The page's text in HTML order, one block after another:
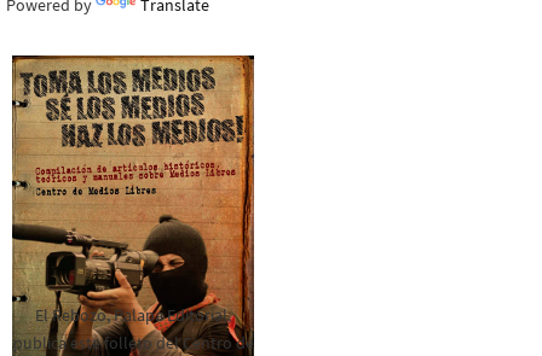
Powered by Translate
El Rebozo, Palapa Editorial,
publica este folleto del Centro de